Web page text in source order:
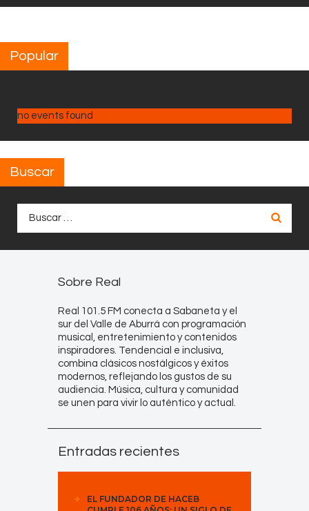
Popular
no events found
Buscar
Sobre Real
Real 101.5 FM conecta a Sabaneta y el
sur del Valle de Aburrá con programación
musical, entretenimiento y contenidos
inspiradores. Tendencial e inclusiva,
combina clásicos nostálgicos y éxitos
modernos, reflejando los gustos de su
audiencia. Música, cultura y comunidad
se unen para vivir lo auténtico y actual.
Entradas recientes
EL FUNDADOR DE HACEB